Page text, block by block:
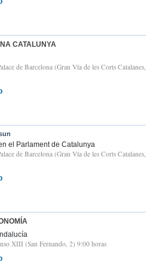
CATALUNYA
de Barcelona (Gran Vía de les Corts Catalanes,
el Parlament de Catalunya
de Barcelona (Gran Vía de les Corts Catalanes,
XIII (San Fernando, 2) 9:00 horas